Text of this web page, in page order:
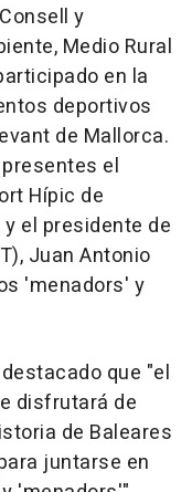
y
Medio Rural
en la
deportivos
de Mallorca.
el
Hípic de
y el presidente de
Juan Antonio
'menadors' y
que "el
disfrutará de
de Baleares
juntarse en